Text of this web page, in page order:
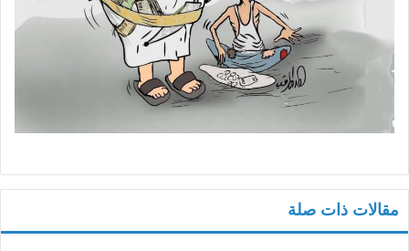
مقالات ذات صلة